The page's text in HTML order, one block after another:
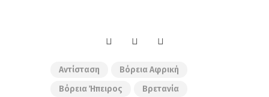
Αντίσταση
Βόρεια Αφρική
Βόρεια Ήπειρος
Βρετανία